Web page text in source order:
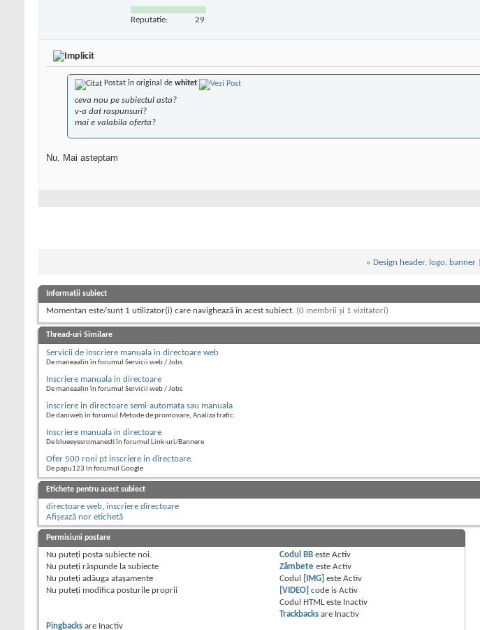
Reputatie: 29
Postat în original de whitet
ceva nou pe subiectul asta?
v-a dat raspunsuri?
mai e valabila oferta?
Nu. Mai asteptam
« Design header, logo, banner|
Informații subiect
Momentan este/sunt 1 utilizator(i) care navighează în acest subiect. (0 membrii și 1 vizitatori)
Thread-uri Similare
Servicii de inscriere manuala in directoare web
De maneaalin în forumul Servicii web / Jobs
Inscriere manuala in directoare
De maneaalin în forumul Servicii web / Jobs
inscriere in directoare semi-automata sau manuala
De daniweb în forumul Metode de promovare, Analiza trafic.
Inscriere manuala in directoare
De blueeyesromanesti în forumul Link-uri/Bannere
Ofer 500 roni pt inscriere in directoare.
De papu123 în forumul Google
Etichete pentru acest subiect
directoare web, inscriere directoare
Afișează nor etichetă
Permisiuni postare
Nu puteţi posta subiecte noi.
Nu puteţi răspunde la subiecte
Nu puteţi adăuga ataşamente
Nu puteţi modifica posturile proprii
Codul BB esteActiv
Zâmbete esteActiv
Codul
[IMG] esteActiv
[VIDEO] code isActiv
Codul HTML este Inactiv
Trackbacks are Inactiv
Pingbacks are Inactiv